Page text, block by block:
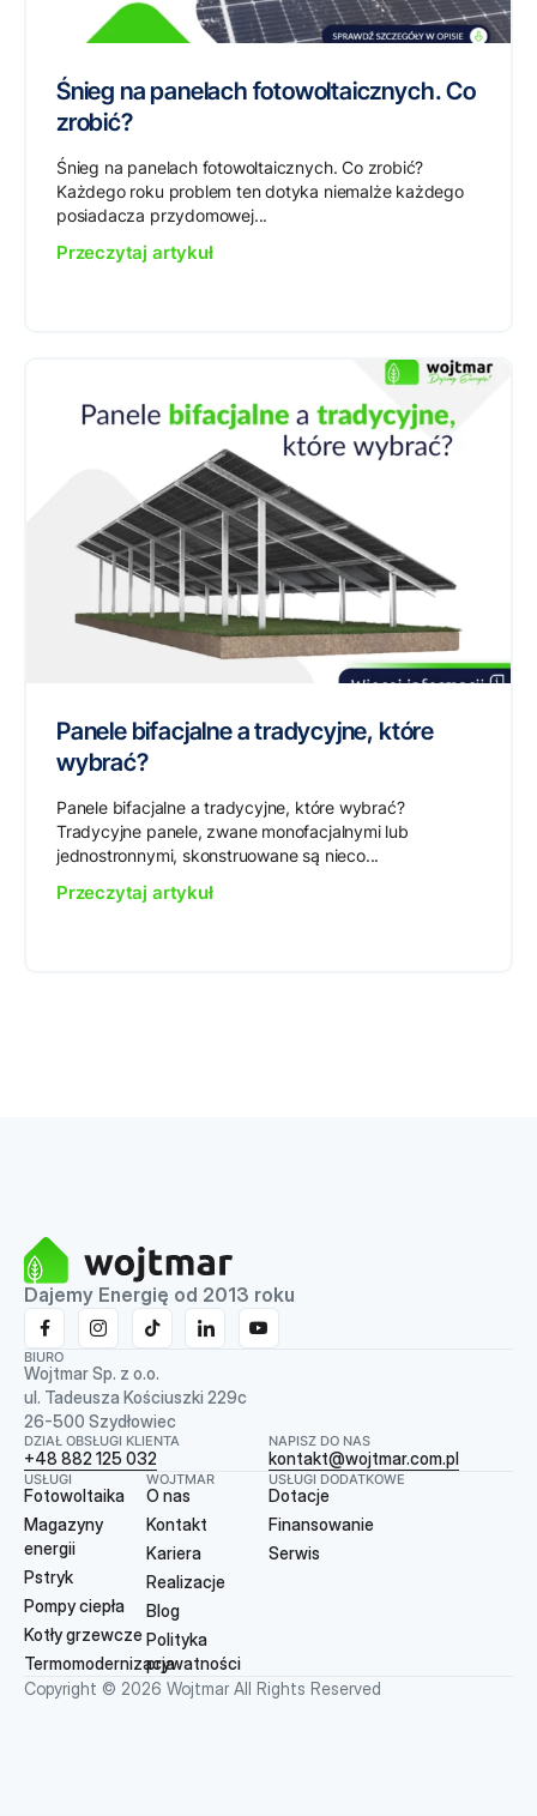
Śnieg na panelach fotowoltaicznych. Co
zrobić?
Śnieg na panelach fotowoltaicznych. Co zrobić?
Każdego roku problem ten dotyka niemalże każdego
posiadacza przydomowej...
Przeczytaj artykuł
Panele bifacjalne a tradycyjne, które
wybrać?
Panele bifacjalne a tradycyjne, które wybrać?
Tradycyjne panele, zwane monofacjalnymi lub
jednostronnymi, skonstruowane są nieco...
Przeczytaj artykuł
Dajemy Energię od 2013 roku
BIURO
Wojtmar Sp. z o.o.
ul. Tadeusza Kościuszki 229c
26-500 Szydłowiec
DZIAŁ OBSŁUGI KLIENTA
+48 882 125 032
NAPISZ DO NAS
kontakt@wojtmar.com.pl
USŁUGI
Fotowoltaika
Magazyny
energii
Pstryk
Pompy ciepła
Kotły grzewcze
Termomodernizacja
WOJTMAR
O nas
Kontakt
Kariera
Realizacje
Blog
Polityka
prywatności
USŁUGI DODATKOWE
Dotacje
Finansowanie
Serwis
Copyright © 2026 Wojtmar All Rights Reserved